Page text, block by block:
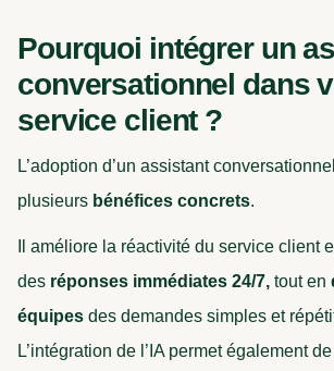
Pourquoi intégrer un
conversationnel dans
service client ?
L’adoption d’un assistant
plusieurs bénéfices concrets.
Il améliore la réactivité du service client
des réponses immédiates 24/7, tout en
équipes des demandes simples et
L’intégration de l’IA permet également